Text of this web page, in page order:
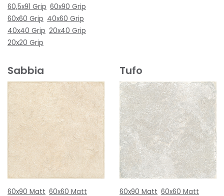
60,5x91 Grip 60x90 Grip
60x60 Grip 40x60 Grip
40x40 Grip 20x40 Grip
20x20 Grip
Sabbia
60x90 Matt 60x60 Matt
Tufo
60x90 Matt 60x60 Matt